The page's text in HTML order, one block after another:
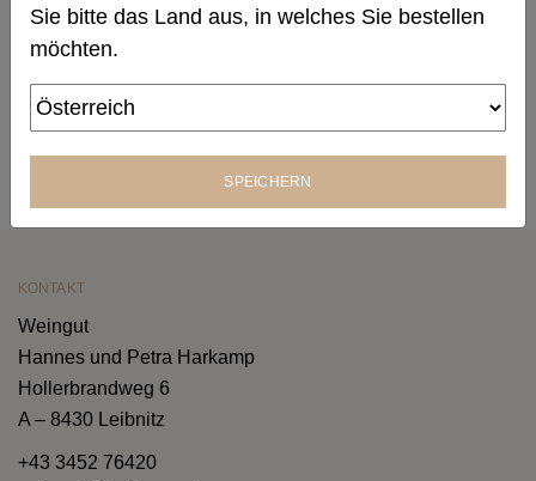
Produktbeschreibung
Sie bitte das Land aus, in welches Sie bestellen
möchten.
SPEICHERN
KONTAKT
Weingut
Hannes und Petra Harkamp
Hollerbrandweg 6
A – 8430 Leibnitz
+43 3452 76420